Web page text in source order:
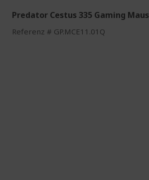
Predator Cestus 335 Gaming Maus
Referenz GP.MCE11.01Q